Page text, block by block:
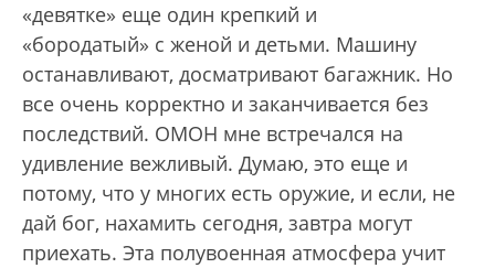
«девятке» еще один крепкий и
«бородатый» с женой и детьми. Машину
останавливают, досматривают багажник. Но
все очень корректно и заканчивается без
последствий. ОМОН мне встречался на
удивление вежливый. Думаю, это еще и
потому, что у многих есть оружие, и если, не
дай бог, нахамить сегодня, завтра могут
приехать. Эта полувоенная атмосфера учит